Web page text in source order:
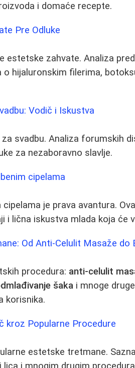
i domaće recepte.
Pre Odluke
estetske zahvate. Analiza
hijaluronskim filerima,
Vodič i Iskustva
svadbu. Analiza forumskih
za nezaboravno slavlje.
cipelama
je prava avantura.
i lična iskustva mlada koja će
Od Anti-Celulit Masaže do
procedura: anti-celulit
šaka i mnoge
korisnika.
kroz Popularne Procedure
estetske tretmane.